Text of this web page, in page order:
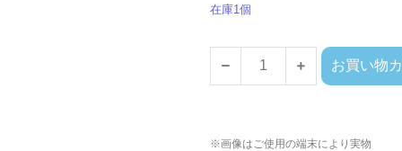
在庫1個
お買い物
※画像はご使用の端末により実物